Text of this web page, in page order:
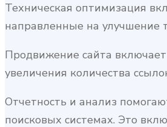
Техническая оптимизация
направленные на улучшение
Продвижение сайта
увеличения количества
Отчетность и анализ
поисковых системах. Это